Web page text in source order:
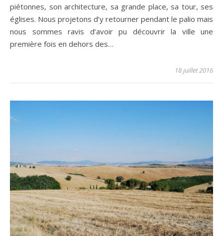
piétonnes, son architecture, sa grande place, sa tour, ses
églises. Nous projetons d’y retourner pendant le palio mais
nous sommes ravis d’avoir pu découvrir la ville une
première fois en dehors des…
18 juillet 2016